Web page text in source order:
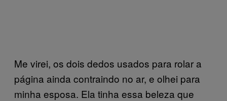
Me virei, os dois dedos usados para rolar a
página ainda contraindo no ar, e olhei para
minha esposa. Ela tinha essa beleza que